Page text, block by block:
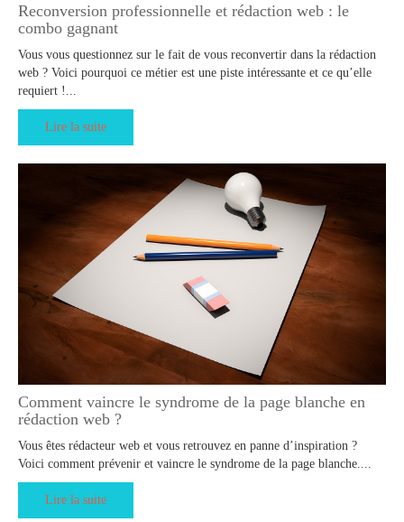
Reconversion professionnelle et rédaction web : le
combo gagnant
Vous vous questionnez sur le fait de vous reconvertir dans la rédaction
web ? Voici pourquoi ce métier est une piste intéressante et ce qu’elle
requiert !...
Lire la suite
Comment vaincre le syndrome de la page blanche en
rédaction web ?
Vous êtes rédacteur web et vous retrouvez en panne d’inspiration ?
Voici comment prévenir et vaincre le syndrome de la page blanche....
Lire la suite